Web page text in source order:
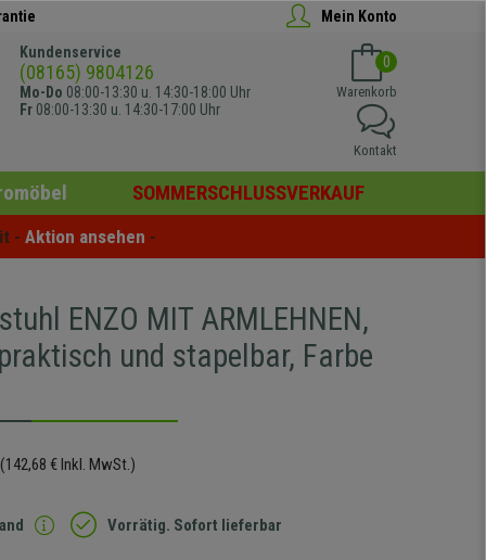
Mein Konto
Kundenservice
(08165) 9804126
Mo-Do 08:00-13:30 u. 14:30-18:00 Uhr
Fr 08:00-13:30 u. 14:30-17:00 Uhr
0
Warenkorb
Kontakt
SOMMERSCHLUSSVERKAUF
- Aktion ansehen -
ENZO MIT ARMLEHNEN,
und stapelbar, Farbe
(142,68 € Inkl. MwSt.)
Vorrätig. Sofort lieferbar